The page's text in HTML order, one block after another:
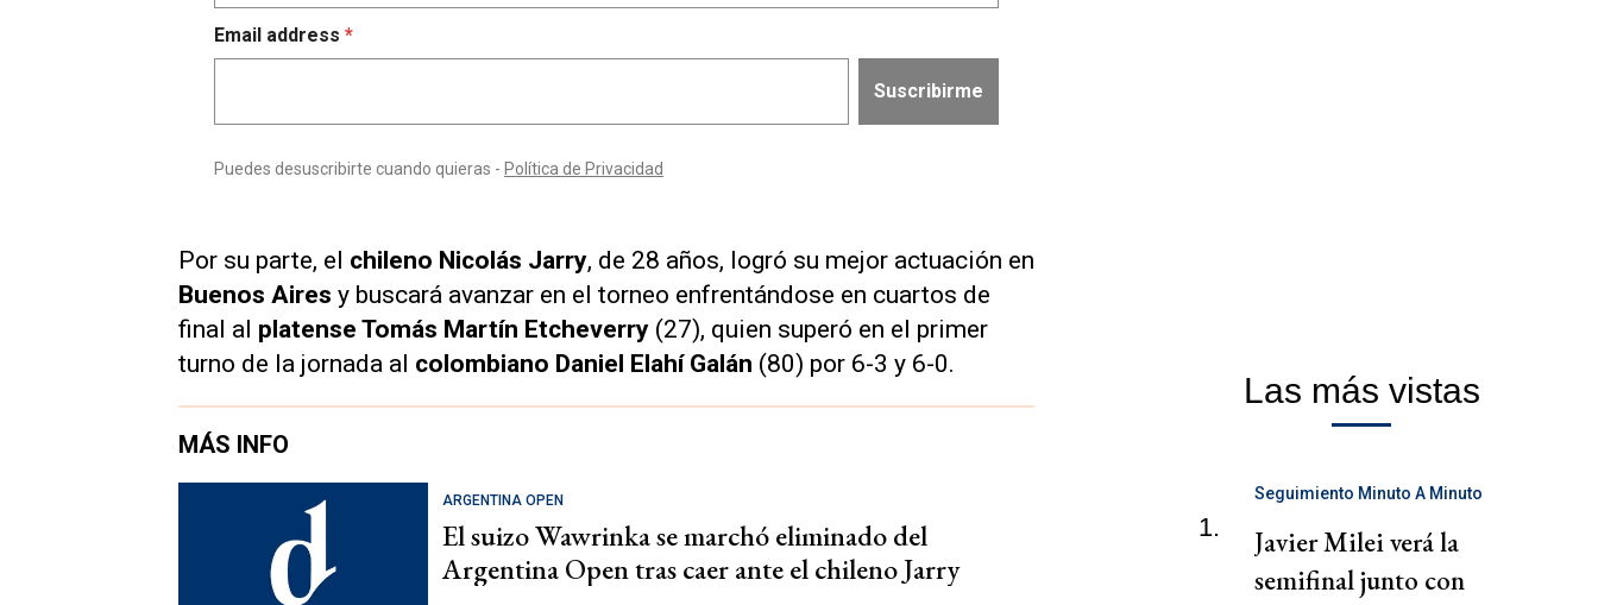
Por su parte, el chileno Nicolás Jarry, de 28 años, logró su mejor actuación en
Buenos Aires y buscará avanzar en el torneo enfrentándose en cuartos de
final al platense Tomás Martín Etcheverry (27), quien superó en el primer
turno de la jornada al colombiano Daniel Elahí Galán (80) por 6-3 y 6-0.
MÁS INFO
ARGENTINA OPEN
El suizo Wawrinka se marchó eliminado del
Argentina Open tras caer ante el chileno Jarry
Las más vistas
1.
Seguimiento Minuto A Minuto
Javier Milei verá la
semifinal junto con